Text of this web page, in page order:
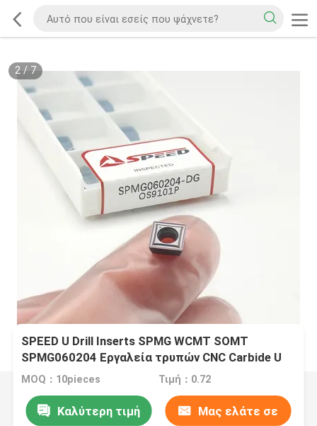
2/ 7
SPEED U Drill Inserts SPMG WCMT SOMT
SPMG060204 Εργαλεία τρυπών CNC Carbide U
MOQ：10pieces Τιμή：0.72
Καλύτερη τιμή Μας ελάτε σε